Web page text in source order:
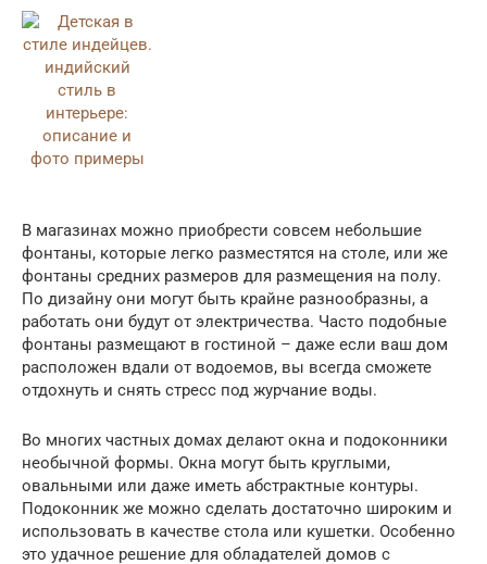
В магазинах можно приобрести совсем небольшие
фонтаны, которые легко разместятся на столе, или же
фонтаны средних размеров для размещения на полу.
По дизайну они могут быть крайне разнообразны, а
работать они будут от электричества. Часто подобные
фонтаны размещают в гостиной – даже если ваш дом
расположен вдали от водоемов, вы всегда сможете
отдохнуть и снять стресс под журчание воды.
Во многих частных домах делают окна и подоконники
необычной формы. Окна могут быть круглыми,
овальными или даже иметь абстрактные контуры.
Подоконник же можно сделать достаточно широким и
использовать в качестве стола или кушетки. Особенно
это удачное решение для обладателей домов с